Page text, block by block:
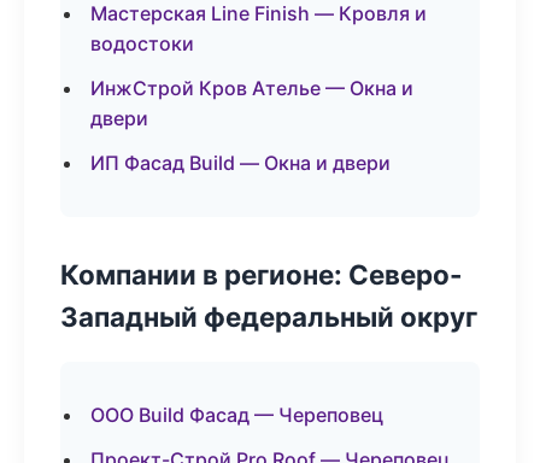
Мастерская Line Finish — Кровля и
водостоки
ИнжСтрой Кров Ателье — Окна и
двери
ИП Фасад Build — Окна и двери
Компании в регионе: Северо-
Западный федеральный округ
ООО Build Фасад — Череповец